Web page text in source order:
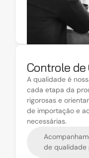
Controle
A qualidade é
cada etapa da
rigorosas e
de importação e
necessárias.
de